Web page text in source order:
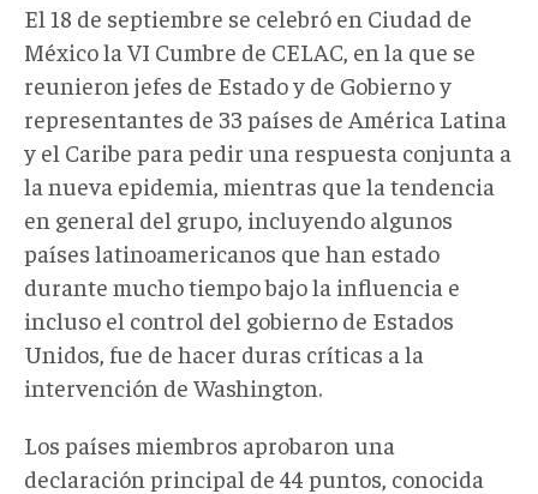
El 18 de septiembre se celebró en Ciudad de
México la VI Cumbre de CELAC, en la que se
reunieron jefes de Estado y de Gobierno y
representantes de 33 países de América Latina
y el Caribe para pedir una respuesta conjunta a
la nueva epidemia, mientras que la tendencia
en general del grupo, incluyendo algunos
países latinoamericanos que han estado
durante mucho tiempo bajo la influencia e
incluso el control del gobierno de Estados
Unidos, fue de hacer duras críticas a la
intervención de Washington.
Los países miembros aprobaron una
declaración principal de 44 puntos, conocida